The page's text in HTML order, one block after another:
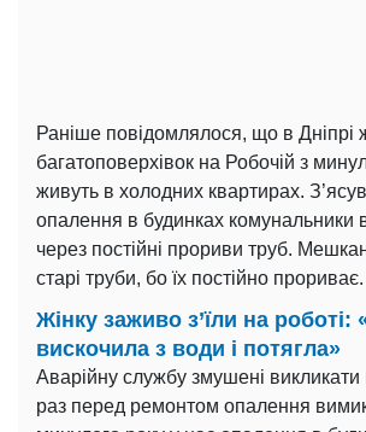
Раніше повідомлялося, що в Дніпрі
багатоповерхівок на Робочій з
живуть в холодних квартирах.
опалення в будинках комунальники
через постійні прориви труб.
старі труби, бо їх постійно прориває.
Жінку заживо з’їли на роботі:
вискочила з води і потягла»
Аварійну службу змушені
раз перед ремонтом опалення